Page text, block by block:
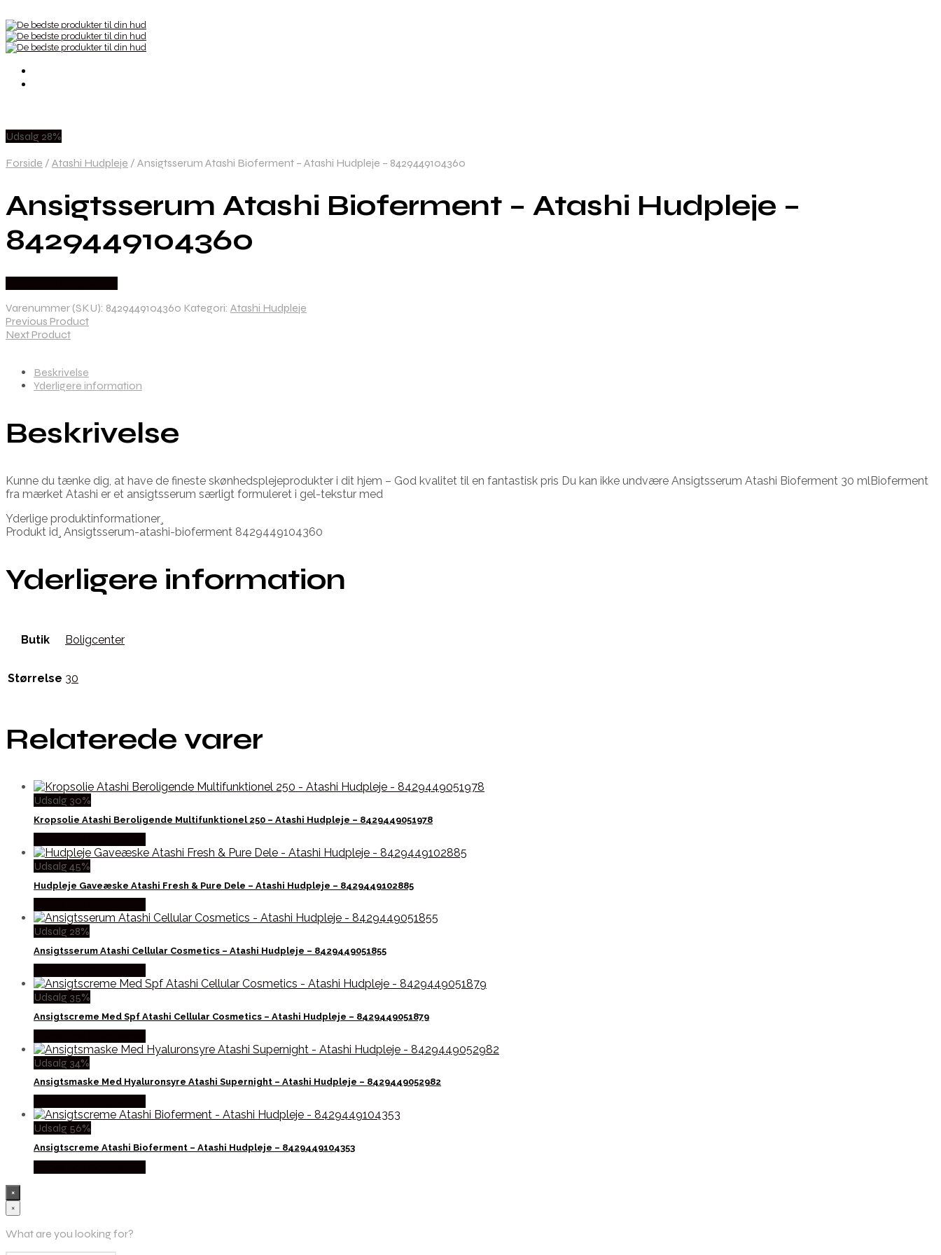
Udsalg 28%
Forside / Atashi Hudpleje / Ansigtsserum Atashi Bioferment – Atashi Hudpleje – 8429449104360
Ansigtsserum Atashi Bioferment – Atashi Hudpleje –
8429449104360
Varenummer (SKU): 8429449104360 Kategori: Atashi Hudpleje
Previous Product
Next Product
Beskrivelse
Yderligere information
Beskrivelse
Kunne du tænke dig, at have de fineste skønhedsplejeprodukter i dit hjem – God kvalitet til en fantastisk pris Du kan ikke undvære Ansigtsserum Atashi Bioferment 30 mlBioferment
fra mærket Atashi er et ansigtsserum særligt formuleret i gel-tekstur med
Yderlige produktinformationer¸
Produkt id¸ Ansigtsserum-atashi-bioferment 8429449104360
Yderligere information
Butik Boligcenter
Størrelse 30
Relaterede varer
Udsalg 30%
Kropsolie Atashi Beroligende Multifunktionel 250 – Atashi Hudpleje – 8429449051978
Udsalg 45%
Hudpleje Gaveæske Atashi Fresh & Pure Dele – Atashi Hudpleje – 8429449102885
Udsalg 28%
Ansigtsserum Atashi Cellular Cosmetics – Atashi Hudpleje – 8429449051855
Udsalg 35%
Ansigtscreme Med Spf Atashi Cellular Cosmetics – Atashi Hudpleje – 8429449051879
Udsalg 34%
Ansigtsmaske Med Hyaluronsyre Atashi Supernight – Atashi Hudpleje – 8429449052982
Udsalg 56%
Ansigtscreme Atashi Bioferment – Atashi Hudpleje – 8429449104353
×
×
What are you looking for?